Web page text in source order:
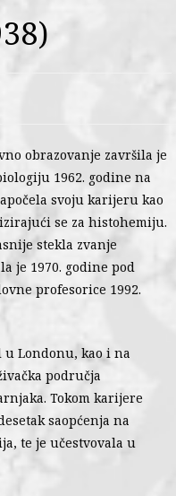
obrazovanje završila je
1962. godine na
svoju karijeru kao
se za histohemiju.
stekla zvanje
je 1970. godine pod
profesorice 1992.
u Londonu, kao i na
područja
Tokom karijere
saopćenja na
te je učestvovala u